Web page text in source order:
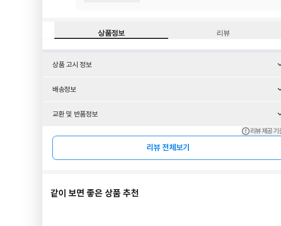
상품정보 리뷰
상품 고시 정보
배송정보
교환 및 반품정보
리뷰 제공 기
리뷰 전체보기
같이 보면 좋은 상품 추천